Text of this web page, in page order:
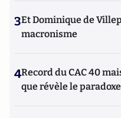
3Et Dominique de
macronisme
4Record du CAC 40
que révèle le